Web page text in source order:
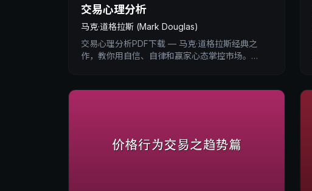
交易心理分析
马克·道格拉斯 (Mark Douglas)
交易心理分析PDF下载 — 马克·道格拉斯经典之
作，教你用自信、自律和赢家心态掌控市场。